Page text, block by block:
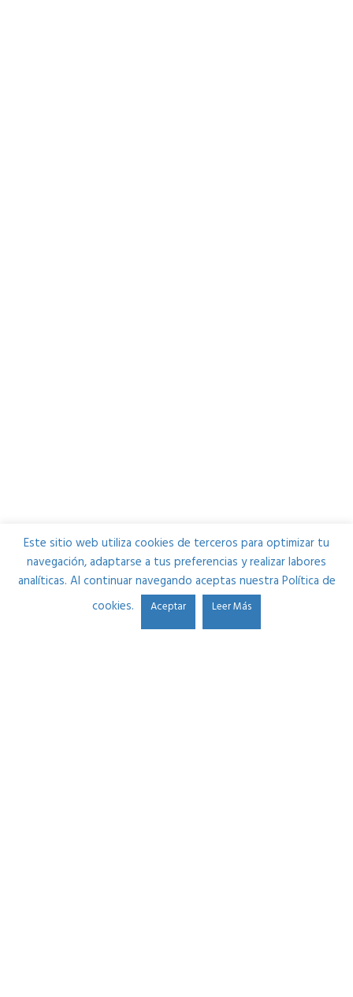
Este sitio web utiliza cookies de terceros para optimizar tu
navegación, adaptarse a tus preferencias y realizar labores
analíticas. Al continuar navegando aceptas nuestra Política de
cookies.
Aceptar Leer Más